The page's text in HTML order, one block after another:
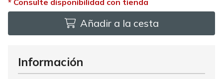
Añadir a la cesta
Información